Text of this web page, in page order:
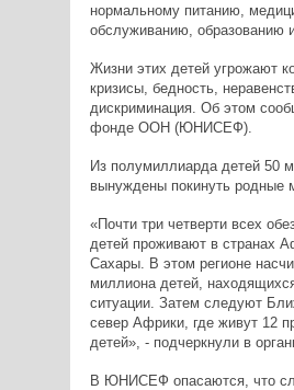
нормальному питанию,
обслуживанию, образованию
Жизни этих детей угрожают
кризисы, бедность,
дискриминация. Об этом
фонде ООН (ЮНИСЕФ).
Из полумиллиарда детей 50
вынуждены покинуть родные
«Почти три четверти всех
детей проживают в странах
Сахары. В этом регионе
миллиона детей,
ситуации. Затем следуют
север Африки, где живут 12
детей», - подчеркнули в
В ЮНИСЕФ опасаются, что